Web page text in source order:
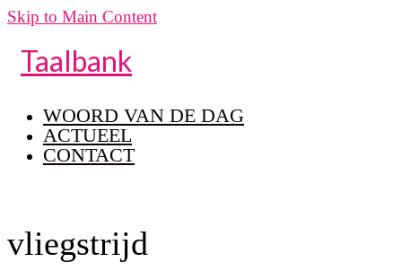
Skip to Main Content
Taalbank
WOORD VAN DE DAG
ACTUEEL
CONTACT
vliegstrijd